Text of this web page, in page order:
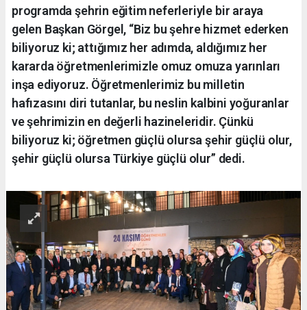
programda şehrin eğitim neferleriyle bir araya
gelen Başkan Görgel, “Biz bu şehre hizmet ederken
biliyoruz ki; attığımız her adımda, aldığımız her
kararda öğretmenlerimizle omuz omuza yarınları
inşa ediyoruz. Öğretmenlerimiz bu milletin
hafızasını diri tutanlar, bu neslin kalbini yoğuranlar
ve şehrimizin en değerli hazineleridir. Çünkü
biliyoruz ki; öğretmen güçlü olursa şehir güçlü olur,
şehir güçlü olursa Türkiye güçlü olur” dedi.